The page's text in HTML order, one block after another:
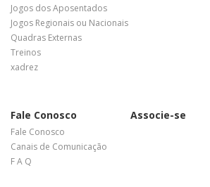
Jogos dos Aposentados
Jogos Regionais ou Nacionais
Quadras Externas
Treinos
xadrez
Fale Conosco
Fale Conosco
Canais de Comunicação
F A Q
Associe-se